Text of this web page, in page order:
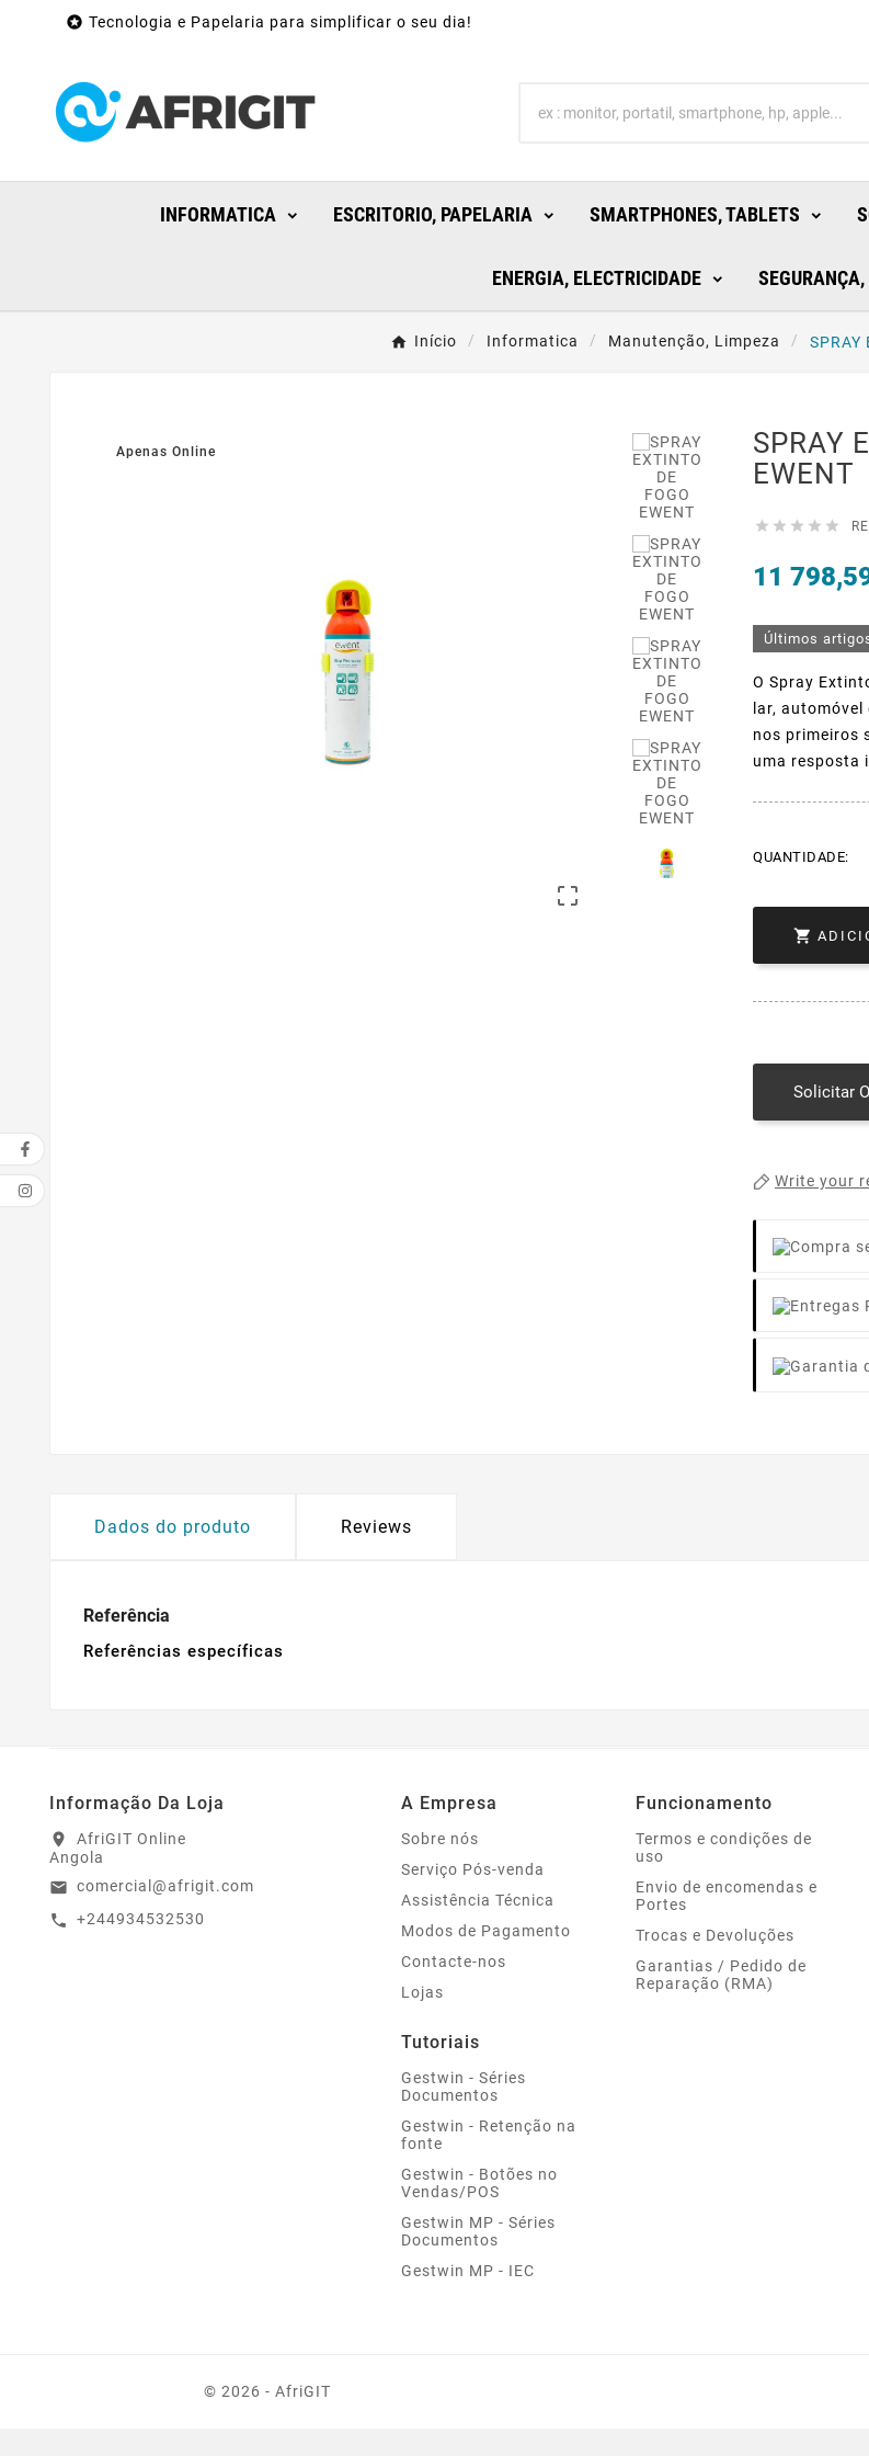
 Tecnologia e Papelaria para simplificar o seu dia!
INFORMATICA ESCRITORIO, PAPELARIA SMARTPHONES, TABLETS
ENERGIA, ELECTRICIDADE
Início Informatica Manutenção, Limpeza SPRAY
Apenas Online

SPRAY
EWENT
    
11
Últimos
O Spray
lar,
nos primeiros
uma resposta
QUANTIDADE:

Solicitar
Write your
Dados do produto Reviews
Referência
Referências específicas
Informação Da Loja
location_on
AfriGIT Online
Angola
email comercial@afrigit.com
call +244934532530
A Empresa
Sobre nós
Serviço Pós-venda
Assistência Técnica
Modos de Pagamento
Contacte-nos
Lojas
Tutoriais
Gestwin - Séries
Documentos
Gestwin - Retenção na
fonte
Gestwin - Botões no
Vendas/POS
Gestwin MP - Séries
Documentos
Gestwin MP - IEC
Funcionamento
Termos e condições de
uso
Envio de encomendas e
Portes
Trocas e Devoluções
Garantias / Pedido de
Reparação (RMA)
© 2026 - AfriGIT